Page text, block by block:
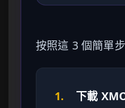
按照這 3 個簡單
1. 下載